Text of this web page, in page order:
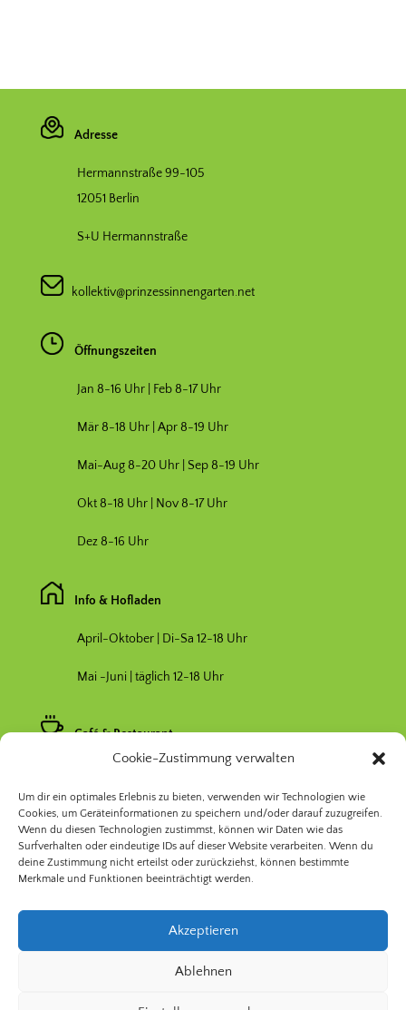
Cookie-Zustimmung verwalten
Um dir ein optimales Erlebnis zu bieten, verwenden wir Technologien wie
Cookies, um Geräteinformationen zu speichern und/oder darauf zuzugreifen.
Wenn du diesen Technologien zustimmst, können wir Daten wie das
Surfverhalten oder eindeutige IDs auf dieser Website verarbeiten. Wenn du
deine Zustimmung nicht erteilst oder zurückziehst, können bestimmte
Merkmale und Funktionen beeinträchtigt werden.
Akzeptieren
Ablehnen
Adresse
Hermannstraße 99-105
12051 Berlin
S+U Hermannstraße
kollektiv@prinzessinnengarten.net
Öffnungszeiten
Jan 8-16 Uhr | Feb 8-17 Uhr
Mär 8-18 Uhr | Apr 8-19 Uhr
Mai-Aug 8-20 Uhr | Sep 8-19 Uhr
Okt 8-18 Uhr | Nov 8-17 Uhr
Dez 8-16 Uhr
Info & Hofladen
April-Oktober | Di-Sa 12-18 Uhr
Mai -Juni | täglich 12-18 Uhr
Café & Restaurant
Hauptsaison Mai-September 11-19 Uhr
© 2026 Prinzessinnengarten Kollektiv Berlin | Nomadisch